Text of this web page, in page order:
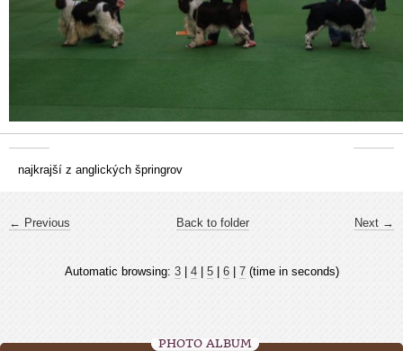
najkrajší z anglických špringrov
← Previous Next →
Back to folder
Automatic browsing: 3| 4| 5| 6| 7(time in seconds)
PHOTO ALBUM